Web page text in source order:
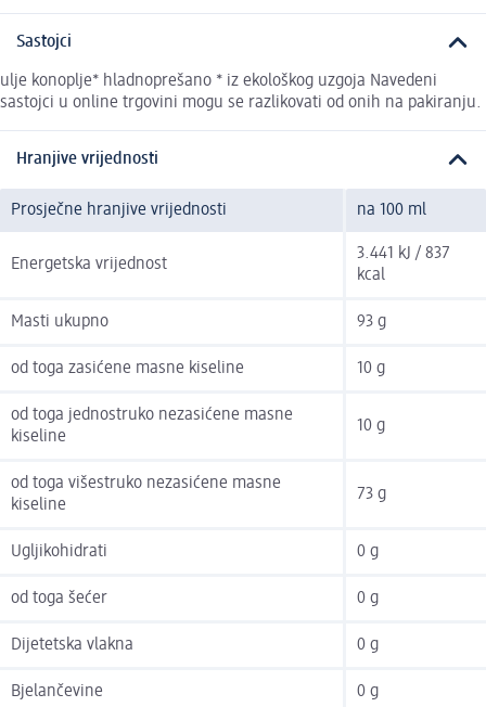
Sastojci
ulje konoplje* hladnoprešano * iz ekološkog uzgoja Navedeni
sastojci u online trgovini mogu se razlikovati od onih na pakiranju.
Hranjive vrijednosti
Prosječne hranjive vrijednosti na 100 ml
Energetska vrijednost
3.441 kJ / 837
kcal
Masti ukupno 93 g
od toga zasićene masne kiseline 10 g
od toga jednostruko nezasićene masne
kiseline
10 g
od toga višestruko nezasićene masne
kiseline
73 g
Ugljikohidrati 0 g
od toga šećer 0 g
Dijetetska vlakna 0 g
Bjelančevine 0 g